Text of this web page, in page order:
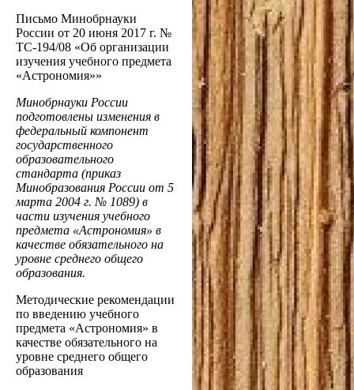
Письмо Минобрнауки
России от 20 июня 2017 г. №
ТС-194/08 «Об организации
изучения учебного предмета
«Астрономия»»
Минобрнауки России
подготовлены изменения в
федеральный компонент
государственного
образовательного
стандарта (приказ
Минобразования России от 5
марта 2004 г. № 1089) в
части изучения учебного
предмета «Астрономия» в
качестве обязательного на
уровне среднего общего
образования.
Методические рекомендации
по введению учебного
предмета «Астрономия» в
качестве обязательного на
уровне среднего общего
образования